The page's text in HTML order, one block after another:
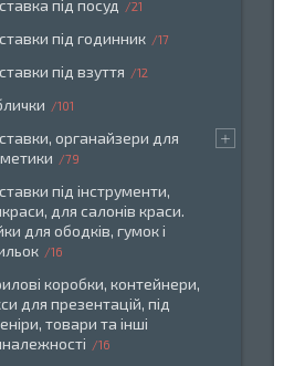
під посуд 21
під годинник 17
під взуття 12
101
органайзери для
79
під інструменти,
для салонів краси.
для ободків, гумок і
16
коробки, контейнери,
для презентацій, під
товари та інші
16